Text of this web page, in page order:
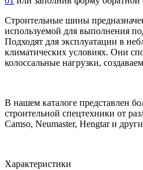
Строительные шины
используемой для выполнения
Подходят для эксплуатации в
климатических условиях. Они
колоссальные нагрузки,
В нашем каталоге представлен
строительной спецтехники от
Camso, Neumaster, Hengtar и
Характеристики